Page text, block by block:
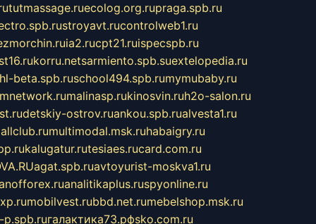
tutmassage.ruecolog.org.rupraga.spb.ru
stroyavt.rucontrolweb1.ru
ia2.rucpt21.ruispecspb.ru
korru.netsarmiento.spb.suextelopedia.ru
hl-beta.spb.ruschool494.spb.rumymubaby.ru
malinasp.rukinosvin.ruh2o-salon.ru
detskiy-ostrov.ruankou.spb.rualvesta1.ru
multimodal.msk.ruhabaigry.ru
kalugatur.rutesiaes.rucard.com.ru
agat.spb.ruavtoyurist-moskva1.ru
analitikaplus.ruspyonline.ru
mobilvest.rubbd.net.rumebelshop.msk.ru
p.spb.ruгалактика73.рфsko.com.ru